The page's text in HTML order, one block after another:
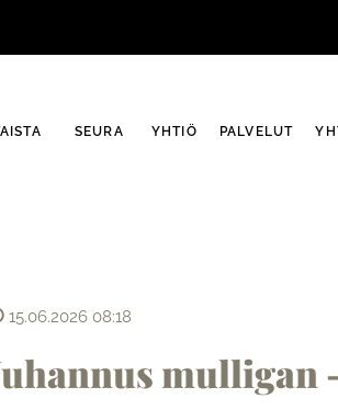
SEURA YHTIÖ PALVELUT
15.06.2026 08:18
mulligan